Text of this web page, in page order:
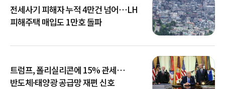
전세사기 피해자 누적 4만건 넘어…LH
피해주택 매입도 1만호 돌파
트럼프, 폴리실리콘에 15% 관세…
반도체·태양광 공급망 재편 신호